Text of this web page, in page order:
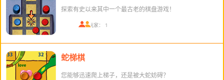
探索有史以来其中一个最古老的棋盘游戏！
在线玩家： 1
蛇梯棋
您能够迅速爬上梯子，还是被大蛇妨碍？